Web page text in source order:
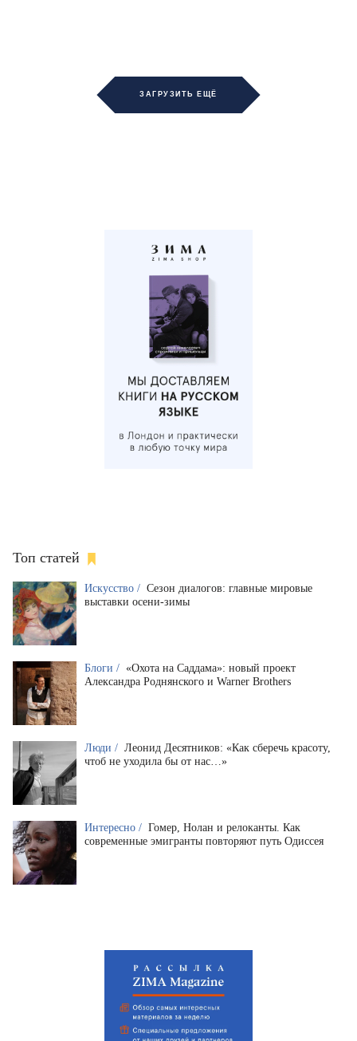
ЗАГРУЗИТЬ ЕЩЁ
Топ статей
Искусство / Сезон диалогов: главные мировые
выставки осени-зимы
Блоги / «Охота на Саддама»: новый проект
Александра Роднянского и Warner Brothers
Люди / Леонид Десятников: «Как сберечь красоту,
чтоб не уходила бы от нас…»
Интересно / Гомер, Нолан и релоканты. Как
современные эмигранты повторяют путь Одиссея